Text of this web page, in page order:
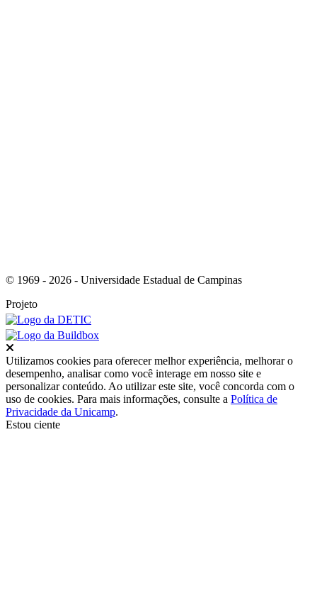
© 1969 - 2026 - Universidade Estadual de Campinas
Projeto
Utilizamos cookies para oferecer melhor experiência, melhorar o
desempenho, analisar como você interage em nosso site e
personalizar conteúdo. Ao utilizar este site, você concorda com o
uso de cookies. Para mais informações, consulte a Política de
Privacidade da Unicamp.
Estou ciente